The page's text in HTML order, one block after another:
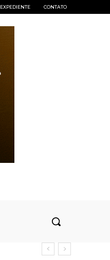
EXPEDIENTE CONTATO